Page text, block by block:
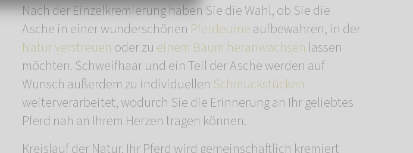
Nach der Einzelkremierung haben Sie die Wahl, ob Sie die
Asche in einer wunderschönen Pferdeurneaufbewahren, in der
Natur verstreuen oder zu einem Baum heranwachsen lassen
möchten. Schweifhaar und ein Teil der Asche werden auf
Wunsch außerdem zu individuellen Schmuckstücken
weiterverarbeitet, wodurch Sie die Erinnerung an Ihr geliebtes
Pferd nah an Ihrem Herzen tragen können.
Kreislauf der Natur. Ihr Pferd wird gemeinschaftlich kremiert